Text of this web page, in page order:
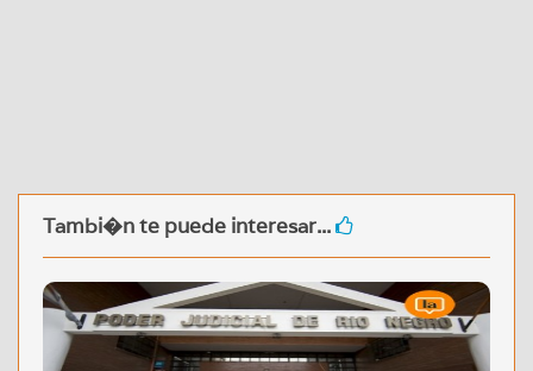
Tambi�n te puede interesar...